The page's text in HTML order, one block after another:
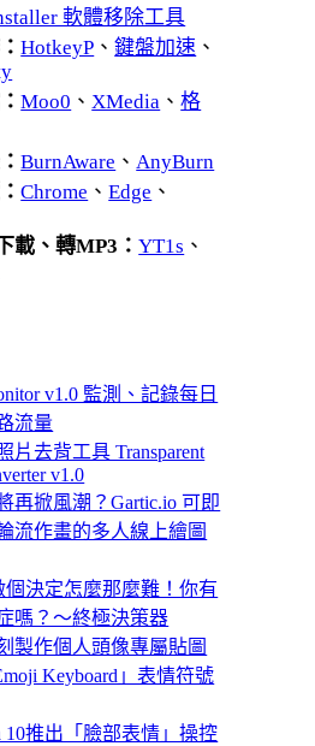
軟體移除工具
HotkeyP 、鍵盤加速 、
Moo0 、 XMedia 、格
BurnAware 、 AnyBurn
Chrome 、Edge 、
載、轉MP3：YT1s 、
v1.0 監測、記錄每日
流量
片去背工具 Transparent
v1.0
再掀風潮？Gartic.io 可即
流作畫的多人線上繪圖
個決定怎麼那麼難！你有
嗎？～終極決策器
製作個人頭像專屬貼圖
Keyboard」表情符號
10推出「臉部表情」操控